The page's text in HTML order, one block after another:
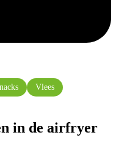
Vlees
in de airfryer